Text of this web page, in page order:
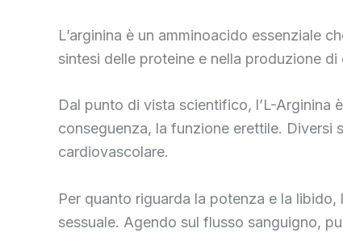
L’arginina è un amminoacido essenziale
sintesi delle proteine e nella produzione
Dal punto di vista scientifico, l’L-Arginina
conseguenza, la funzione erettile. Diversi
cardiovascolare.
Per quanto riguarda la potenza e la libido,
sessuale. Agendo sul flusso sanguigno,